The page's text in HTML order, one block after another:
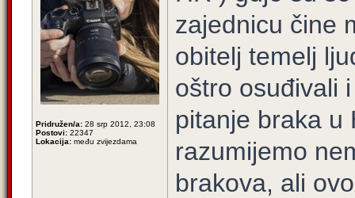
Pridružen/a: 28 srp 2012, 23:08
Postovi: 22347
Lokacija: među zvijezdama
zajednicu čine
obitelj temelj
oštro osuđivali
pitanje braka u
razumijemo
brakova, ali